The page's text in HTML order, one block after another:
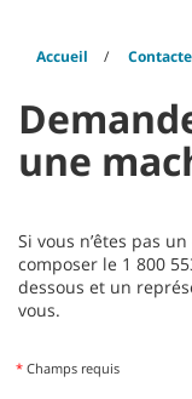
Accueil
une
Si vous n’êtes pas
composer le 1 800
dessous et un
vous.
* Champs requis